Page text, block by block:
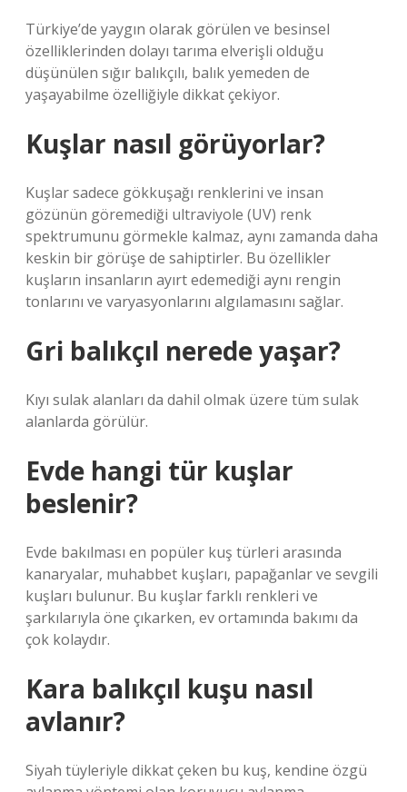
Türkiye’de yaygın olarak görülen ve besinsel
özelliklerinden dolayı tarıma elverişli olduğu
düşünülen sığır balıkçılı, balık yemeden de
yaşayabilme özelliğiyle dikkat çekiyor.
Kuşlar nasıl görüyorlar?
Kuşlar sadece gökkuşağı renklerini ve insan
gözünün göremediği ultraviyole (UV) renk
spektrumunu görmekle kalmaz, aynı zamanda daha
keskin bir görüşe de sahiptirler. Bu özellikler
kuşların insanların ayırt edemediği aynı rengin
tonlarını ve varyasyonlarını algılamasını sağlar.
Gri balıkçıl nerede yaşar?
Kıyı sulak alanları da dahil olmak üzere tüm sulak
alanlarda görülür.
Evde hangi tür kuşlar
beslenir?
Evde bakılması en popüler kuş türleri arasında
kanaryalar, muhabbet kuşları, papağanlar ve sevgili
kuşları bulunur. Bu kuşlar farklı renkleri ve
şarkılarıyla öne çıkarken, ev ortamında bakımı da
çok kolaydır.
Kara balıkçıl kuşu nasıl
avlanır?
Siyah tüyleriyle dikkat çeken bu kuş, kendine özgü